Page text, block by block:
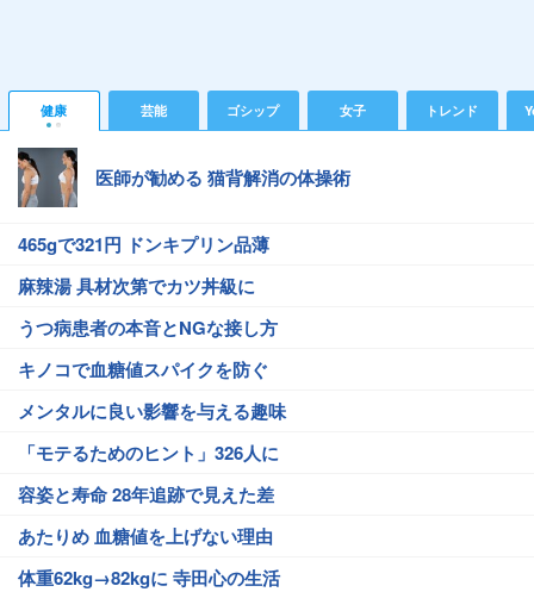
健康 芸能 ゴシップ 女子 トレンド
医師が勧める 猫背解消の体操術
465gで321円 ドンキプリン品薄
麻辣湯 具材次第でカツ丼級に
うつ病患者の本音とNGな接し方
キノコで血糖値スパイクを防ぐ
メンタルに良い影響を与える趣味
「モテるためのヒント」326人に
容姿と寿命 28年追跡で見えた差
あたりめ 血糖値を上げない理由
体重62kg→82kgに 寺田心の生活